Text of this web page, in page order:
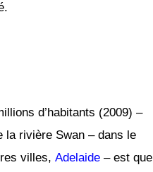
d’habitants (2009) –
la rivière Swan – dans le
villes, Adelaide – est que